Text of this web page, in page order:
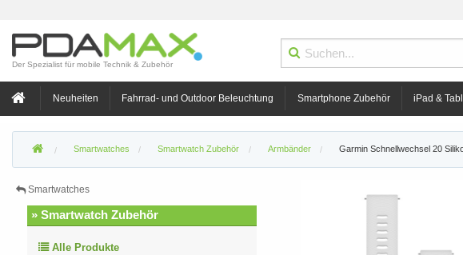
Der Spezialist für mobile Technik & Zubehör
Neuheiten Fahrrad- und Outdoor Beleuchtung Smartphone Zubehör iPad &
Smartwatches Smartwatch Zubehör Armbänder Garmin Schnellwechsel 20
Smartwatches
» Smartwatch Zubehör
Alle Produkte